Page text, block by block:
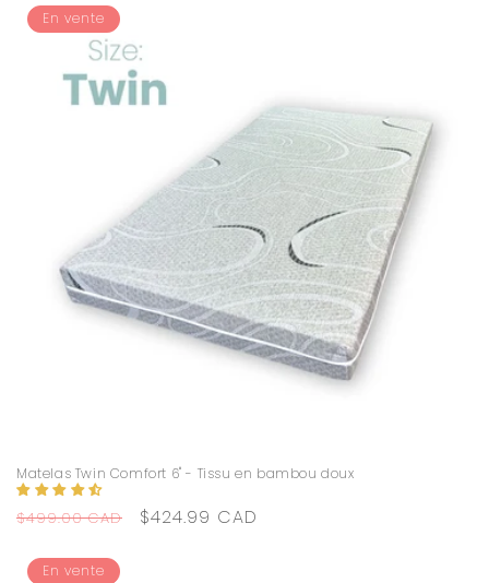
En vente
Matelas Twin Comfort 6" - Tissu en bambou doux
Prix
$499.00 CAD
Prix
$424.99 CAD
En vente